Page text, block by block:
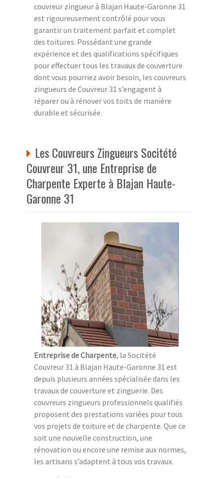
couvreur zingueur à Blajan Haute-Garonne 31
est rigoureusement contrôlé pour vous
garantir un traitement parfait et complet
des toitures. Possédant une grande
expérience et des qualifications spécifiques
pour effectuer tous les travaux de couverture
dont vous pourriez avoir besoin, les couvreurs
zingueurs de Couvreur 31 s’engagent à
réparer ou à rénover vos toits de manière
durable et sécurisée.
Les Couvreurs Zingueurs Socitété
Couvreur 31, une Entreprise de
Charpente Experte à Blajan Haute-
Garonne 31
Entreprise de Charpente, la Socitété
Couvreur 31 à Blajan Haute-Garonne 31 est
depuis plusieurs années spécialisée dans les
travaux de couverture et zinguerie. Des
couvreurs zingueurs professionnels qualifiés
proposent des prestations variées pour tous
vos projets de toiture et de charpente. Que ce
soit une nouvelle construction, une
rénovation ou encore une remise aux normes,
les artisans s’adaptent à tous vos travaux.